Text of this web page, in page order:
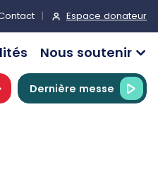
Espace donateur
Nous soutenir
Dernière messe